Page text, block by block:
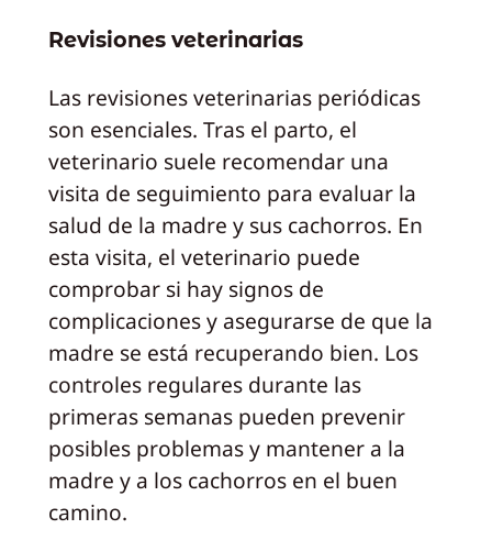
Revisiones veterinarias
Las revisiones veterinarias periódicas
son esenciales. Tras el parto, el
veterinario suele recomendar una
visita de seguimiento para evaluar la
salud de la madre y sus cachorros. En
esta visita, el veterinario puede
comprobar si hay signos de
complicaciones y asegurarse de que la
madre se está recuperando bien. Los
controles regulares durante las
primeras semanas pueden prevenir
posibles problemas y mantener a la
madre y a los cachorros en el buen
camino.